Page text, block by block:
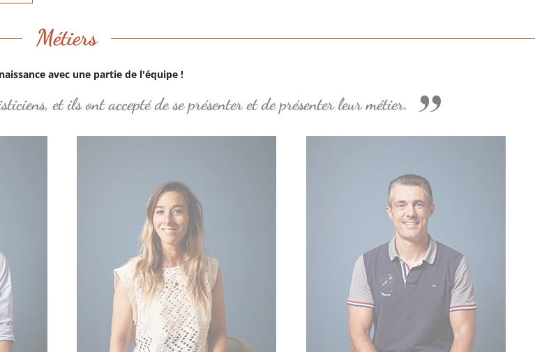
Métiers
avec une partie de l'équipe !
et ils ont accepté de se présenter et de présenter leur métier.